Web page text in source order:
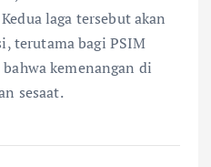
laga tersebut akan
terutama bagi PSIM
kemenangan di
sesaat.